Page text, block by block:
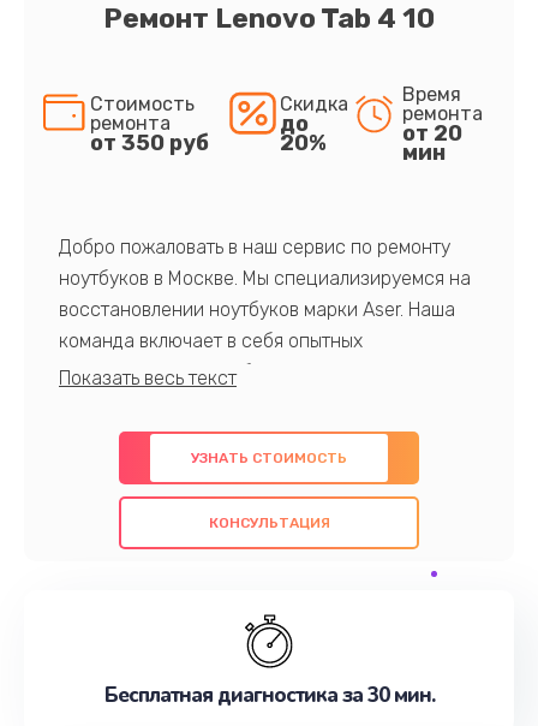
Ремонт Lenovo Tab 4 10
Стоимость
ремонта
от 350 руб
Скидка
до
20%
Время
ремонта
от 20
мин
Добро пожаловать в наш сервис по ремонту
ноутбуков в Москве. Мы специализируемся на
восстановлении ноутбуков марки Aser. Наша
команда включает в себя опытных
профессионалов с обширными знаниями и
предлагаем быстрый и качественный ремонт с
использованием оригинальных компонентов, а
также гарантируем качество всех
проведенных работ. Наша цель - предоставить
наилучшим образом. Не медлите записаться на
УЗНАТЬ СТОИМОСТЬ
КОНСУЛЬТАЦИЯ
Бесплатная диагностика за 30 мин.